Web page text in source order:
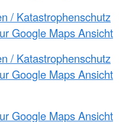
/ Katastrophenschutz
Google Maps Ansicht
/ Katastrophenschutz
Google Maps Ansicht
Google Maps Ansicht